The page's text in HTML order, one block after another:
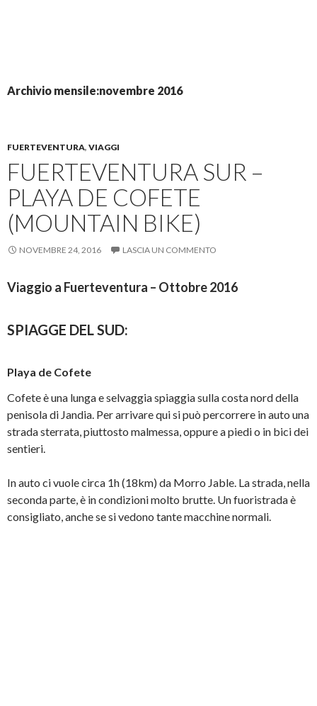
Archivio mensile:novembre 2016
FUERTEVENTURA, VIAGGI
FUERTEVENTURA SUR –
PLAYA DE COFETE
(MOUNTAIN BIKE)
NOVEMBRE 24, 2016 LASCIA UN COMMENTO
Viaggio a Fuerteventura – Ottobre 2016
SPIAGGE DEL SUD:
Playa de Cofete
Cofete è una lunga e selvaggia spiaggia sulla costa nord della
penisola di Jandia. Per arrivare qui si può percorrere in auto una
strada sterrata, piuttosto malmessa, oppure a piedi o in bici dei
sentieri.
In auto ci vuole circa 1h (18km) da Morro Jable. La strada, nella
seconda parte, è in condizioni molto brutte. Un fuoristrada è
consigliato, anche se si vedono tante macchine normali.